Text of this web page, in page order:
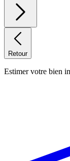
Retour
Estimer votre bien